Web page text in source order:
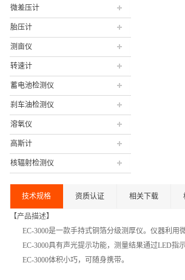
微差压计
胎压计
测亩仪
转速计
蓄电池检测仪
刹车油检测仪
溶氧仪
高斯计
核辐射检测仪
技术规格 资质认证 相关下载
【产品描述】
EC-3000是一款手持式铜箔分级测厚仪。仪器利
EC-3000具有声光提示功能，测量结果通过LED指
EC-3000体积小巧，可随身携带。